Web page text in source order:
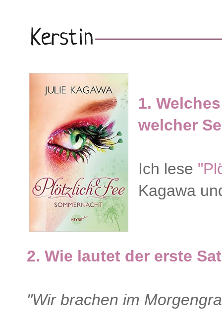
1.
welcher
Ich lese
Kagawa
2. Wie lautet der erste
"Wir brachen im